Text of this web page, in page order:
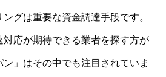
グは重要な資金調達手段です。
応が期待できる業者を探す方が
」はその中でも注目されていま